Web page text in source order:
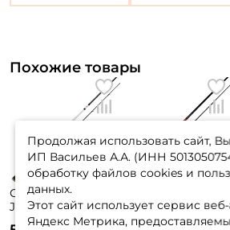
Похожие товары
Спиннинг Lucky
John Vanrex 223см.
7-28гр. 124 гр. fast/
Spider Z-10 221см.
8-42гр. 138гр. fast /
Продолжая использовать сайт,
ИП Васильев А.А. (ИНН
обработку файлов cookies и
данных.
Этот сайт использует сервис
Яндекс Метрика,